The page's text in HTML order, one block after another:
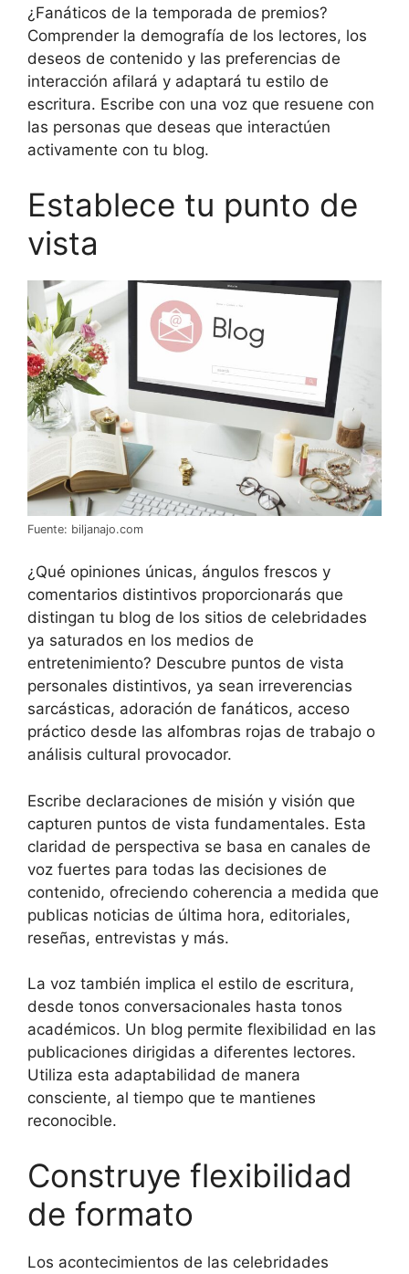
¿Fanáticos de la temporada de premios?
Comprender la demografía de los lectores, los
deseos de contenido y las preferencias de
interacción afilará y adaptará tu estilo de
escritura. Escribe con una voz que resuene con
las personas que deseas que interactúen
activamente con tu blog.
Establece tu punto de
vista
Fuente: biljanajo.com
¿Qué opiniones únicas, ángulos frescos y
comentarios distintivos proporcionarás que
distingan tu blog de los sitios de celebridades
ya saturados en los medios de
entretenimiento? Descubre puntos de vista
personales distintivos, ya sean irreverencias
sarcásticas, adoración de fanáticos, acceso
práctico desde las alfombras rojas de trabajo o
análisis cultural provocador.
Escribe declaraciones de misión y visión que
capturen puntos de vista fundamentales. Esta
claridad de perspectiva se basa en canales de
voz fuertes para todas las decisiones de
contenido, ofreciendo coherencia a medida que
publicas noticias de última hora, editoriales,
reseñas, entrevistas y más.
La voz también implica el estilo de escritura,
desde tonos conversacionales hasta tonos
académicos. Un blog permite flexibilidad en las
publicaciones dirigidas a diferentes lectores.
Utiliza esta adaptabilidad de manera
consciente, al tiempo que te mantienes
reconocible.
Construye flexibilidad
de formato
Los acontecimientos de las celebridades